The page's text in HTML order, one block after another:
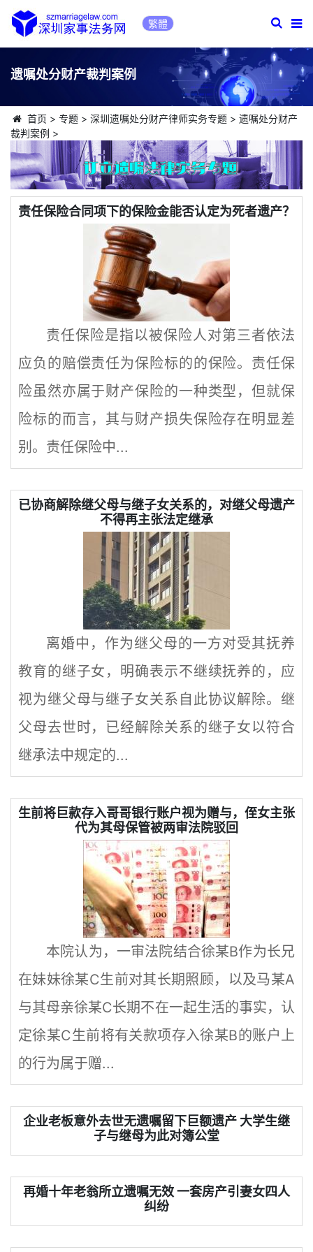
繁體
遗嘱处分财产裁判案例
首页 > 专题> 深圳遗嘱处分财产律师实务专题> 遗嘱处分财产
裁判案例 >
责任保险合同项下的保险金能否认定为死者遗产？
责任保险是指以被保险人对第三者依法
应负的赔偿责任为保险标的的保险。责任保
险虽然亦属于财产保险的一种类型，但就保
险标的而言，其与财产损失保险存在明显差
别。责任保险中...
已协商解除继父母与继子女关系的，对继父母遗产
不得再主张法定继承
离婚中，作为继父母的一方对受其抚养
教育的继子女，明确表示不继续抚养的，应
视为继父母与继子女关系自此协议解除。继
父母去世时，已经解除关系的继子女以符合
继承法中规定的...
生前将巨款存入哥哥银行账户视为赠与，侄女主张
代为其母保管被两审法院驳回
本院认为，一审法院结合徐某B作为长兄
在妹妹徐某C生前对其长期照顾，以及马某A
与其母亲徐某C长期不在一起生活的事实，认
定徐某C生前将有关款项存入徐某B的账户上
的行为属于赠...
企业老板意外去世无遗嘱留下巨额遗产 大学生继
子与继母为此对簿公堂
再婚十年老翁所立遗嘱无效 一套房产引妻女四人
纠纷